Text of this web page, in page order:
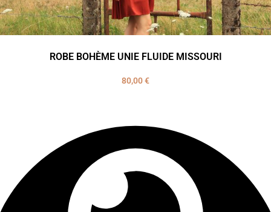
ROBE BOHÈME UNIE FLUIDE MISSOURI
80,00€